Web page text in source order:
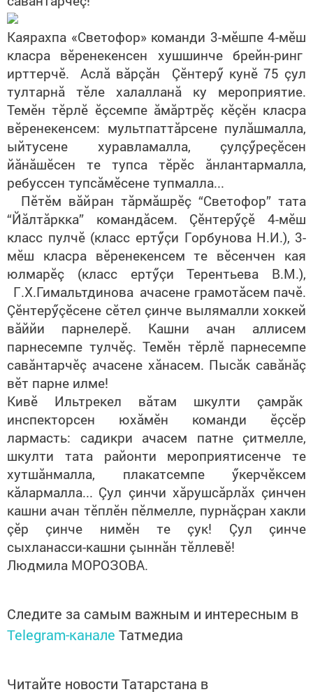
Каярахпа «Светофор» команди 3-мĕшпе 4-мĕш
класра вĕренекенсен хушшинче брейн-ринг
ирттерчĕ. Аслă вăрçăн Çĕнтерӳ кунĕ 75 çул
тултарнă тӗле халалланă ку мероприятие.
Темĕн тĕрлĕ ĕçсемпе ăмăртрĕç кĕçĕн класра
вĕренекенсем: мультпаттăрсене пулăшмалла,
ыйтусене хуравламалла, çулçӳреçĕсен
йăнăшĕсен те тупса тĕрĕс ăнлантармалла,
ребуссен тупсăмĕсене тупмалла...
Пĕтĕм вăйран тăрмăшрĕç “Светофор” тата
“Йăлтăркка” командăсем. Çĕнтерӳçĕ 4-мĕш
класс пулчĕ (класс ертӳçи Горбунова Н.И.), 3-
мĕш класра вĕренекенсем те вĕсенчен кая
юлмарĕç (класс ертӳçи Терентьева В.М.),
Г.Х.Гимальтдинова ачасене грамотăсем пачĕ.
Çĕнтерӳçĕсене сĕтел çинче вылямалли хоккей
вăййи парнелерĕ. Кашни ачан аллисем
парнесемпе тулчĕç. Темĕн тĕрлĕ парнесемпе
савăнтарчĕç ачасене хăнасем. Пысăк савăнăç
вĕт парне илме!
Кивĕ Ильтрекел вăтам шкулти çамрăк
инспекторсен юхăмĕн команди ĕçсĕр
лармасть: садикри ачасем патне çитмелле,
шкулти тата районти мероприятисенче те
хутшăнмалла, плакатсемпе ӳкерчĕксем
кăлармалла... Çул çинчи хăрушсăрлăх çинчен
кашни ачан тĕплĕн пĕлмелле, пурнăçран хакли
çĕр çинче нимĕн те çук! Çул çинче
сыхланасси-кашни çыннăн тĕллевĕ!
Людмила МОРОЗОВА.
Следите за самым важным и интересным в
Telegram-канале Татмедиа
Читайте новости Татарстана в